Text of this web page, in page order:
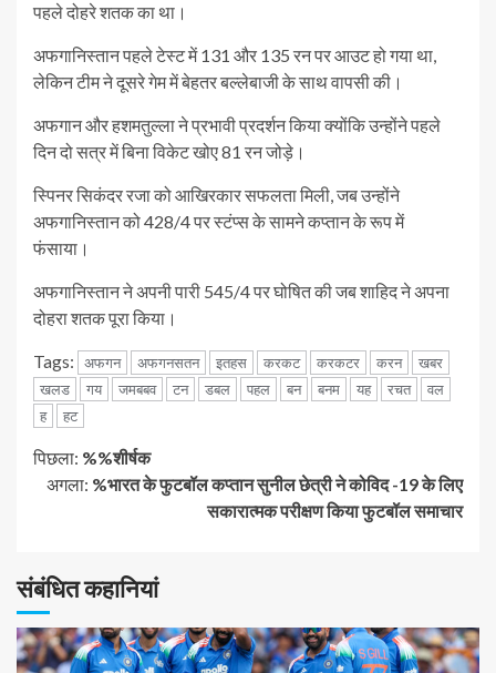
पहले दोहरे शतक का था।
अफगानिस्तान पहले टेस्ट में 131 और 135 रन पर आउट हो गया था,
लेकिन टीम ने दूसरे गेम में बेहतर बल्लेबाजी के साथ वापसी की।
अफगान और हशमतुल्ला ने प्रभावी प्रदर्शन किया क्योंकि उन्होंने पहले
दिन दो सत्र में बिना विकेट खोए 81 रन जोड़े।
स्पिनर सिकंदर रजा को आखिरकार सफलता मिली, जब उन्होंने
अफगानिस्तान को 428/4 पर स्टंप्स के सामने कप्तान के रूप में
फंसाया।
अफगानिस्तान ने अपनी पारी 545/4 पर घोषित की जब शाहिद ने अपना
दोहरा शतक पूरा किया।
Tags: अफगन अफगनसतन इतहस करकट करकटर करन
खबर
खलड
गय जमबबव टन डबल पहल बन बनम यह रचत
वल
ह
हट
जारी
रहे
हैं
पिछला: %%शीर्षक
अगला: %भारत के फुटबॉल कप्तान सुनील छेत्री ने कोविद -19 के लिए
सकारात्मक परीक्षण किया फुटबॉल समाचार
संबंधित कहानियां